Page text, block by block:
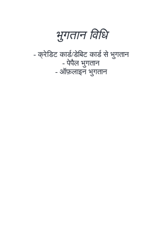
भुगतान विधि
- क्रेडिट कार्ड/डेबिट कार्ड से भुगतान
- पेपैल भुगतान
- ऑफ़लाइन भुगतान